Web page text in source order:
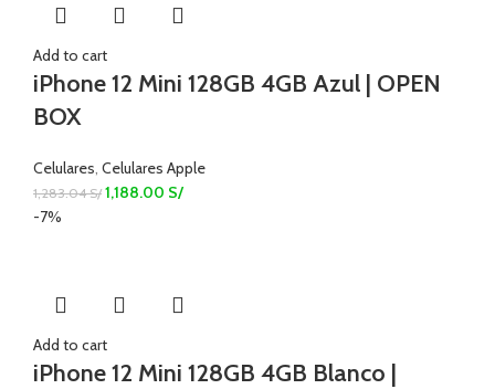
Add to cart
iPhone 12 Mini 128GB 4GB Azul | OPEN
BOX
Celulares Celulares Apple
1,283.04S/ 1,188.00 S/
-7%
Add to cart
iPhone 12 Mini 128GB 4GB Blanco |